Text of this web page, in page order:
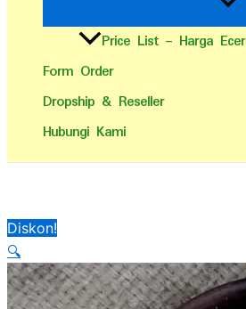
Price List – Harga Ecer
Form Order
Dropship & Reseller
Hubungi Kami
Diskon!
🔍